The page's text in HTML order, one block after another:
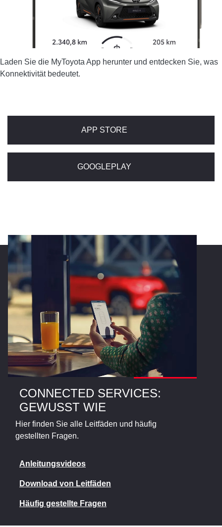
Laden Sie die MyToyota App herunter und entdecken Sie, was
Konnektivität bedeutet.
APP STORE
GOOGLEPLAY
CONNECTED SERVICES:
GEWUSST WIE
Hier finden Sie alle Leitfäden und häufig
gestellten Fragen.
Anleitungsvideos
Download von Leitfäden
Häufig gestellte Fragen